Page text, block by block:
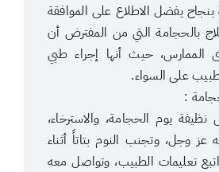
يفضل الاطلاع على الموافقة
بالحجامة التي من المفترض أن
الممارس، حيث أنها إجراء طبي
على السواء.
يوم الحجامة، والاسترخاء،
عز وجل، وتجنب النوم بتاتاً أثناء
تعليمات الطبيب، وتواصل معه